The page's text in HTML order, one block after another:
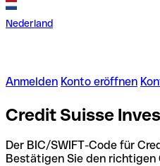
Nederland
Anmelden Konto eröffnen
Credit Suisse
Der BIC/SWIFT-Code für
Bestätigen Sie den richtigen